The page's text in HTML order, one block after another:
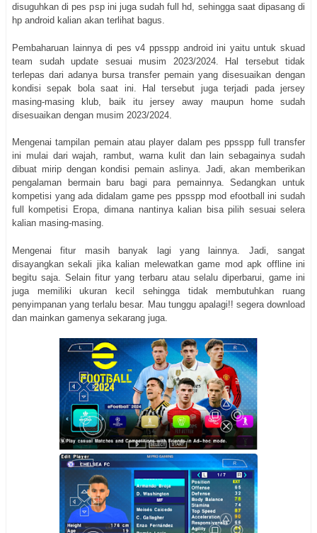
disuguhkan di pes psp ini juga sudah full hd, sehingga saat dipasang di
hp android kalian akan terlihat bagus.
Pembaharuan lainnya di pes v4 ppsspp android ini yaitu untuk skuad
team sudah update sesuai musim 2023/2024. Hal tersebut tidak
terlepas dari adanya bursa transfer pemain yang disesuaikan dengan
kondisi sepak bola saat ini. Hal tersebut juga terjadi pada jersey
masing-masing klub, baik itu jersey away maupun home sudah
disesuaikan dengan musim 2023/2024.
Mengenai tampilan pemain atau player dalam pes ppsspp full transfer
ini mulai dari wajah, rambut, warna kulit dan lain sebagainya sudah
dibuat mirip dengan kondisi pemain aslinya. Jadi, akan memberikan
pengalaman bermain baru bagi para pemainnya. Sedangkan untuk
kompetisi yang ada didalam game pes ppsspp mod efootball ini sudah
full kompetisi Eropa, dimana nantinya kalian bisa pilih sesuai selera
kalian masing-masing.
Mengenai fitur masih banyak lagi yang lainnya. Jadi, sangat
disayangkan sekali jika kalian melewatkan game mod apk offline ini
begitu saja. Selain fitur yang terbaru atau selalu diperbarui, game ini
juga memiliki ukuran kecil sehingga tidak membutuhkan ruang
penyimpanan yang terlalu besar. Mau tunggu apalagi!! segera download
dan mainkan gamenya sekarang juga.